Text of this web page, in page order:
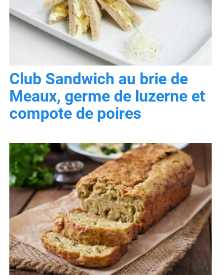
Club Sandwich au brie de
Meaux, germe de luzerne et
compote de poires